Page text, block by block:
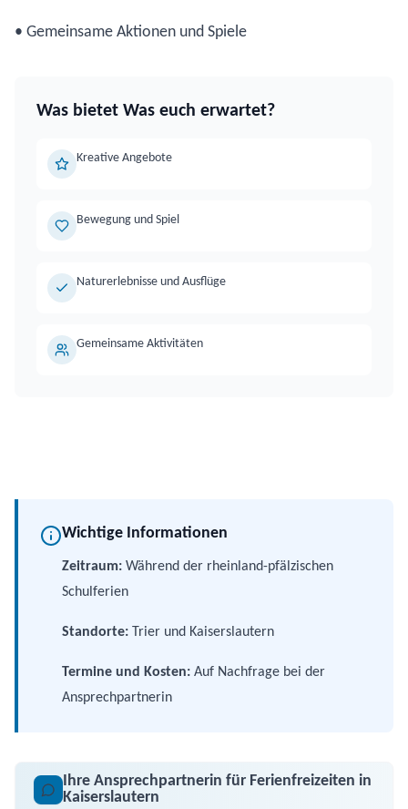
• Gemeinsame Aktionen und Spiele
Was bietet Was euch erwartet?
Kreative Angebote
Bewegung und Spiel
Naturerlebnisse und Ausflüge
Gemeinsame Aktivitäten
Wichtige Informationen
Zeitraum: Während der rheinland-pfälzischen
Schulferien
Standorte: Trier und Kaiserslautern
Termine und Kosten: Auf Nachfrage bei der
Ansprechpartnerin
Ihre Ansprechpartnerin für Ferienfreizeiten in
Kaiserslautern